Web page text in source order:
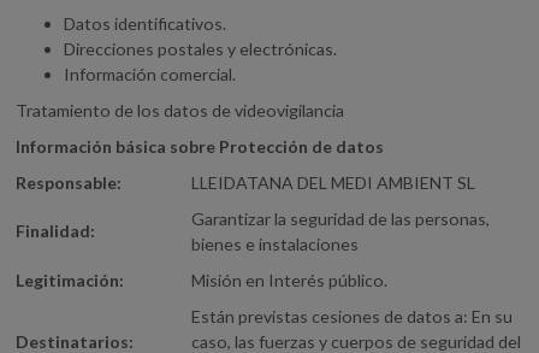
Datos identificativos.
Direcciones postales y electrónicas.
Información comercial.
Tratamiento de los datos de videovigilancia
Información básica sobre Protección de datos
Responsable:
LLEIDATANA DEL MEDI AMBIENT SL
Finalidad:
Garantizar la seguridad de las personas,
bienes e instalaciones
Legitimación:
Misión en Interés público.
Destinatarios:
Están previstas cesiones de datos a: En su
caso, las fuerzas y cuerpos de seguridad del